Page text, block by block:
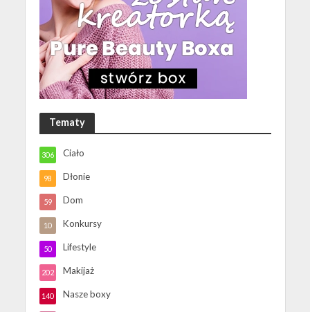
Tematy
Ciało
306
Dłonie
98
Dom
59
Konkursy
10
Lifestyle
50
Makijaż
202
Nasze boxy
140